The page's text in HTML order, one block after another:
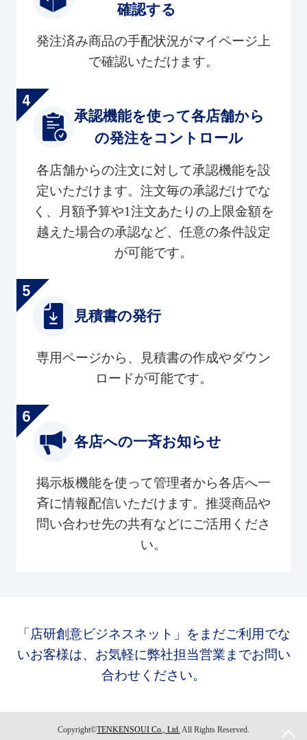
確認する
発注済み商品の手配状況がマイページ上
で確認いただけます。
承認機能を使って各店舗から
の発注をコントロール
各店舗からの注文に対して承認機能を設
定いただけます。注文毎の承認だけでな
く、月額予算や1注文あたりの上限金額を
越えた場合の承認など、任意の条件設定
が可能です。
見積書の発行
専用ページから、見積書の作成やダウン
ロードが可能です。
各店への一斉お知らせ
掲示板機能を使って管理者から各店へ一
斉に情報配信いただけます。推奨商品や
問い合わせ先の共有などにご活用くださ
い。
「店研創意ビジネスネット」をまだご利用でな
いお客様は、お気軽に弊社担当営業までお問い
合わせください。
Copyright©TENKENSOUI Co., Ltd. All Rights Reserved.